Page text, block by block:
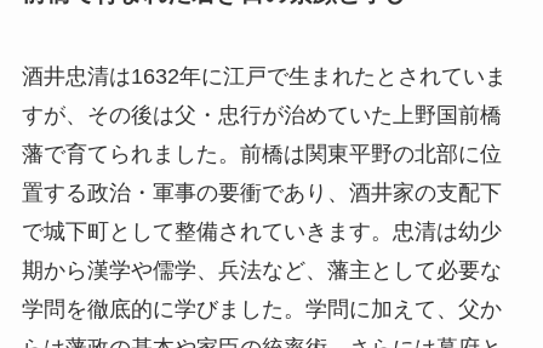
酒井忠清は1632年に江戸で生まれたとされていま
すが、その後は父・忠行が治めていた上野国前橋
藩で育てられました。前橋は関東平野の北部に位
置する政治・軍事の要衝であり、酒井家の支配下
で城下町として整備されていきます。忠清は幼少
期から漢学や儒学、兵法など、藩主として必要な
学問を徹底的に学びました。学問に加えて、父か